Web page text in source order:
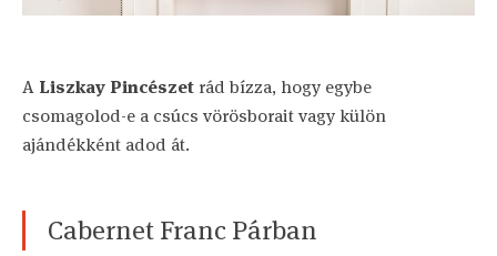
A Liszkay Pincészet rád bízza, hogy egybe
csomagolod-e a csúcs vörösborait vagy külön
ajándékként adod át.
Cabernet Franc Párban